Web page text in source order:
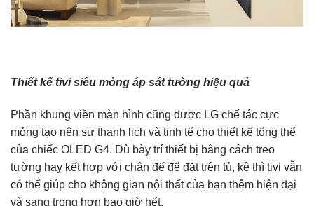
Thiết kế tivi siêu mỏng áp sát tường hiệu quả
Phần khung viền màn hình cũng được LG chế tác cực
mỏng tạo nên sự thanh lịch và tinh tế cho thiết kế tổng thể
của chiếc OLED G4. Dù bày trí thiết bị bằng cách treo
tường hay kết hợp với chân đế để đặt trên tủ, kệ thì tivi vẫn
có thể giúp cho không gian nội thất của bạn thêm hiện đại
và sang trọng hơn bao giờ hết.